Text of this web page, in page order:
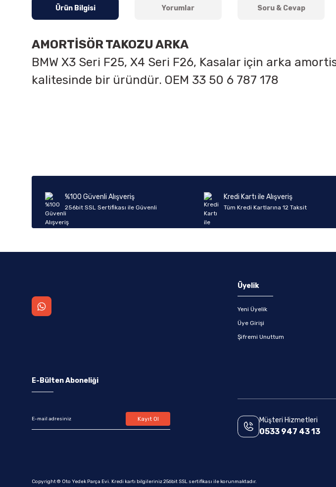
Ürün Bilgisi Yorumlar Soru & Cevap
AMORTİSÖR TAKOZU ARKA
BMW X3 Seri F25, X4 Seri F26, Kasalar için arka
kalitesinde bir üründür. OEM 33 50 6 787 178
Ürün fiyatı diğer sitelerden daha pahalı.
Bu ürüne benzer farklı alternatifler olmalı.
%100 Güvenli Alışveriş
256bit SSL Sertifikası ile Güvenli
Kredi Kartı ile Alışveriş
Tüm Kredi Kartlarına 12 Taksit
Üyelik
Yeni Üyelik
Üye Girişi
Şifremi Unuttum
E-Bülten Aboneliği
Kayıt Ol Müşteri Hizmetleri
0533 947 43 13
Copyright © Oto Yedek Parça Evi. Kredi kartı bilgileriniz 256bit SSL sertifikası ile korunmaktadır.